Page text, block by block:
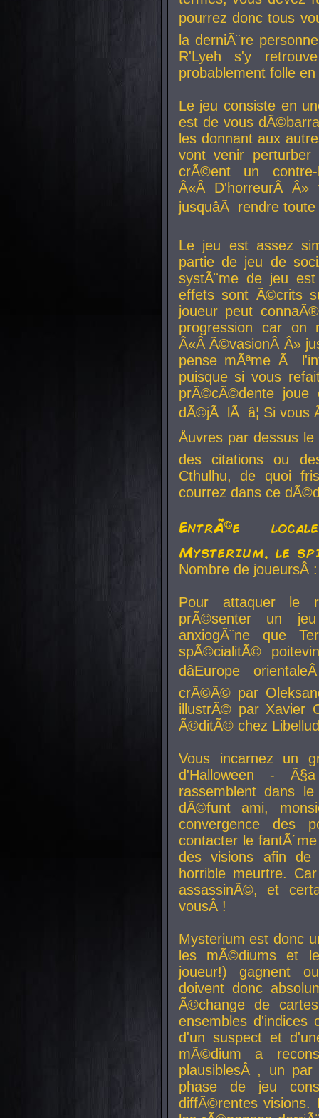
pourrez donc tous
la derniÃ¨re
R'Lyeh s'y
probablement folle
Le jeu consiste en
est de vous
les donnant aux
vont venir perturber
crÃ©ent un
Â«Â D'horreurÂ
jusquâÃ rendre
Le jeu est assez
partie de jeu de
systÃ¨me de jeu
effets sont Ã©crits
joueur peut
progression car
Â«Â Ã©vasionÂ Â»
pense mÃªme Ã
puisque si vous
prÃ©cÃ©dente
dÃ©jÃ lÃ â¦ Si vous
Åuvres par dessus
des citations ou
Cthulhu, de quoi
courrez dans ce
EntrÃ©e
Mysterium, le
Nombre de
Pour attaquer le
prÃ©senter un
anxiogÃ¨ne que
spÃ©cialitÃ©
dâEurope
crÃ©Ã© par
illustrÃ© par Xavier
Ã©ditÃ© chez
Vous incarnez un
d'Halloween -
rassemblent dans
dÃ©funt ami,
convergence des
contacter le
des visions afin
horrible meurtre.
assassinÃ©, et
vousÂ !
Mysterium est donc
les mÃ©diums et
joueur!) gagnent
doivent donc
Ã©change de
ensembles d'indices
d'un suspect et
mÃ©dium a
plausiblesÂ , un par
phase de jeu
diffÃ©rentes visions.